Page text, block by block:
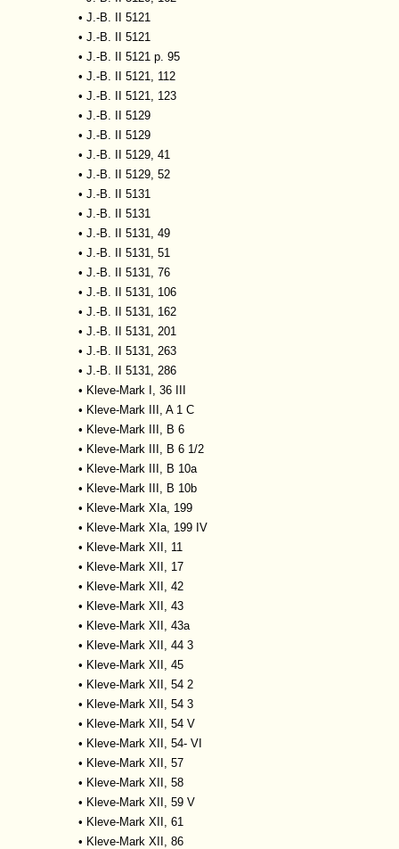
• J.-B. II 5121
• J.-B. II 5121
• J.-B. II 5121 p. 95
• J.-B. II 5121, 112
• J.-B. II 5121, 123
• J.-B. II 5129
• J.-B. II 5129
• J.-B. II 5129, 41
• J.-B. II 5129, 52
• J.-B. II 5131
• J.-B. II 5131
• J.-B. II 5131, 49
• J.-B. II 5131, 51
• J.-B. II 5131, 76
• J.-B. II 5131, 106
• J.-B. II 5131, 162
• J.-B. II 5131, 201
• J.-B. II 5131, 263
• J.-B. II 5131, 286
• Kleve-Mark I, 36 III
• Kleve-Mark III, A 1 C
• Kleve-Mark III, B 6
• Kleve-Mark III, B 6 1/2
• Kleve-Mark III, B 10a
• Kleve-Mark III, B 10b
• Kleve-Mark XIa, 199
• Kleve-Mark XIa, 199 IV
• Kleve-Mark XII, 11
• Kleve-Mark XII, 17
• Kleve-Mark XII, 42
• Kleve-Mark XII, 43
• Kleve-Mark XII, 43a
• Kleve-Mark XII, 44 3
• Kleve-Mark XII, 45
• Kleve-Mark XII, 54 2
• Kleve-Mark XII, 54 3
• Kleve-Mark XII, 54 V
• Kleve-Mark XII, 54- VI
• Kleve-Mark XII, 57
• Kleve-Mark XII, 58
• Kleve-Mark XII, 59 V
• Kleve-Mark XII, 61
• Kleve-Mark XII, 86